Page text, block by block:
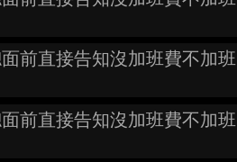
前直接告知沒加班費不加班
前直接告知沒加班費不加班